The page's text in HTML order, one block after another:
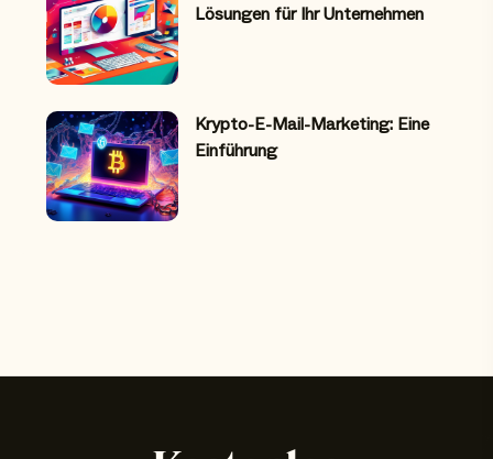
Lösungen für Ihr Unternehmen
Krypto-E-Mail-Marketing: Eine
Einführung